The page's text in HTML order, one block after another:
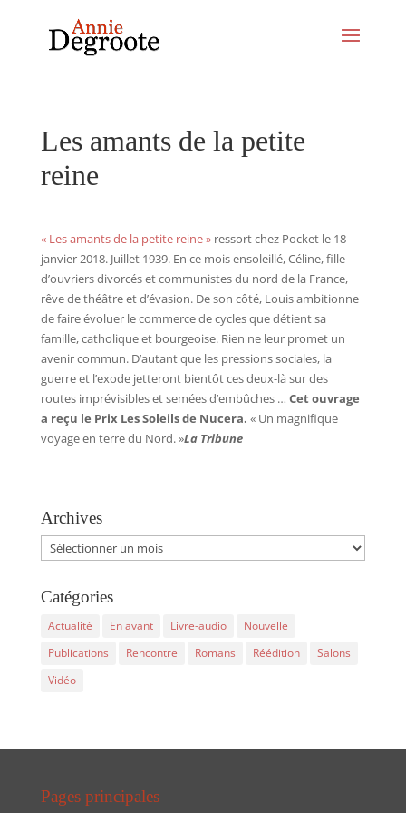
Les amants de la petite
reine
« Les amants de la petite reine »ressort chez Pocket le 18
janvier 2018. Juillet 1939. En ce mois ensoleillé, Céline, fille
d’ouvriers divorcés et communistes du nord de la France,
rêve de théâtre et d’évasion. De son côté, Louis ambitionne
de faire évoluer le commerce de cycles que détient sa
famille, catholique et bourgeoise. Rien ne leur promet un
avenir commun. D’autant que les pressions sociales, la
guerre et l’exode jetteront bientôt ces deux-là sur des
routes imprévisibles et semées d’embûches … Cet ouvrage
a reçu le Prix Les Soleils de Nucera. « Un magnifique
voyage en terre du Nord. »La Tribune
Archives
Archives
Catégories
Actualité En avant Livre-audio
Nouvelle
Publications
Rencontre Romans Réédition
Salons
Vidéo
Pages principales